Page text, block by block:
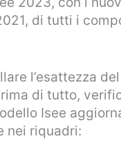
di tutti i
l’esattezza
di tutto,
Isee
nei riquadri: